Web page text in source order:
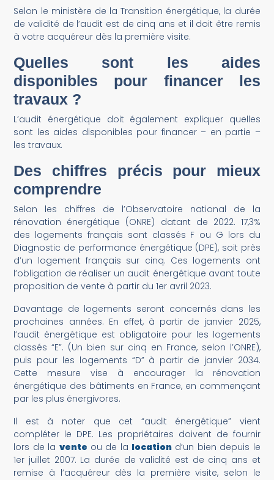
Selon le ministère de la Transition énergétique, la durée
de validité de l’audit est de cinq ans et il doit être remis
à votre acquéreur dès la première visite.
Quelles sont les aides
disponibles pour financer les
travaux ?
L’audit énergétique doit également expliquer quelles
sont les aides disponibles pour financer – en partie –
les travaux.
Des chiffres précis pour mieux
comprendre
Selon les chiffres de l’Observatoire national de la
rénovation énergétique (ONRE) datant de 2022. 17,3%
des logements français sont classés F ou G lors du
Diagnostic de performance énergétique (DPE), soit près
d’un logement français sur cinq. Ces logements ont
l’obligation de réaliser un audit énergétique avant toute
proposition de vente à partir du 1er avril 2023.
Davantage de logements seront concernés dans les
prochaines années. En effet, à partir de janvier 2025,
l’audit énergétique est obligatoire pour les logements
classés “E”. (Un bien sur cinq en France, selon l’ONRE),
puis pour les logements “D” à partir de janvier 2034.
Cette mesure vise à encourager la rénovation
énergétique des bâtiments en France, en commençant
par les plus énergivores.
Il est à noter que cet “audit énergétique” vient
compléter le DPE. Les propriétaires doivent de fournir
lors de la vente ou de la location d’un bien depuis le
1er juillet 2007. La durée de validité est de cinq ans et
remise à l’acquéreur dès la première visite, selon le